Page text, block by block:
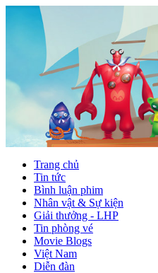
Trang chủ
Tin tức
Bình luận phim
Nhân vật & Sự kiện
Giải thưởng - LHP
Tin phòng vé
Movie Blogs
Việt Nam
Diễn đàn